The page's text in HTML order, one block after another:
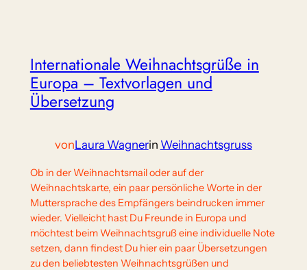
Internationale Weihnachtsgrüße in
Europa – Textvorlagen und
Übersetzung
vonLaura Wagnerin Weihnachtsgruss
Ob in der Weihnachtsmail oder auf der
Weihnachtskarte, ein paar persönliche Worte in der
Muttersprache des Empfängers beindrucken immer
wieder. Vielleicht hast Du Freunde in Europa und
möchtest beim Weihnachtsgruß eine individuelle Note
setzen, dann findest Du hier ein paar Übersetzungen
zu den beliebtesten Weihnachtsgrüßen und